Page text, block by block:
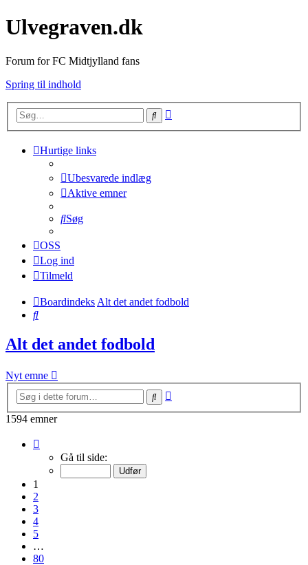
Ulvegraven.dk
Forum for FC Midtjylland fans
Spring til indhold
Søg
Hurtige links
Ubesvarede indlæg
Aktive emner
Søg
OSS
Log ind
Tilmeld
BoardindeksAlt det andet fodbold
Søg
Alt det andet fodbold
Nyt emne
Søg
1594 emner
Gå til side:
1
2
3
4
5
…
80